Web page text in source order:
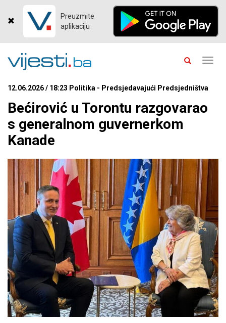
Preuzmite
aplikaciju
12.06.2026 / 18:23 Politika - Predsjedavajući Predsjedništva
Bećirović u Torontu razgovarao
s generalnom guvernerkom
Kanade